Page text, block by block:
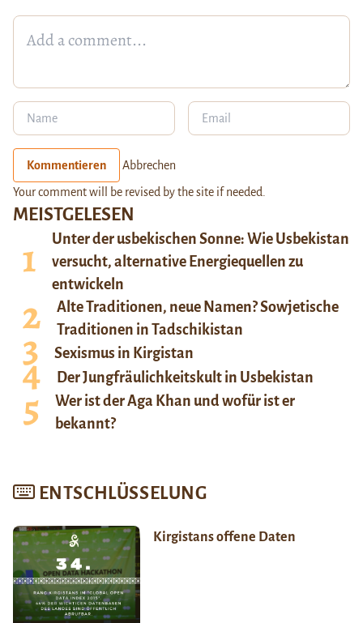
MEISTGELESEN
Unter der usbekischen Sonne: Wie Usbekistan
versucht, alternative Energiequellen zu
entwickeln
Alte Traditionen, neue Namen? Sowjetische
Traditionen in Tadschikistan
Sexismus in Kirgistan
Der Jungfräulichkeitskult in Usbekistan
Wer ist der Aga Khan und wofür ist er
bekannt?
ENTSCHLÜSSELUNG
Kirgistans offene Daten
Kommentieren Abbrechen
Your comment will be revised by the site if needed.